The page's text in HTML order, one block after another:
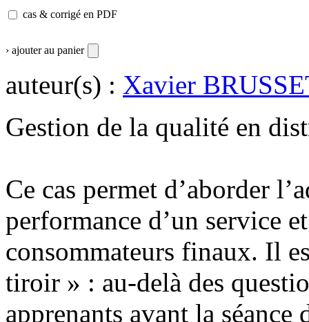
cas & corrigé en PDF
› ajouter au panier
auteur(s) : Xavier
Gestion de la qualité en
Ce cas permet d’aborder
performance d’un service
consommateurs finaux. Il
tiroir » : au-delà des
apprenants avant la